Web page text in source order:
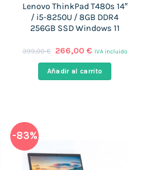
Lenovo ThinkPad T480s 14″
/ i5-8250U / 8GB DDR4
256GB SSD Windows 11
399,00€ El
original
era:
266,00€El
actual
es:
IVA incluido
Añadir al carrito
-83%